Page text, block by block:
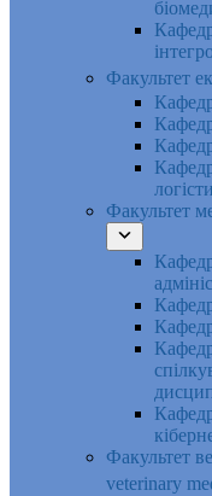
Факультет
Факультет
Факультет
veterinary